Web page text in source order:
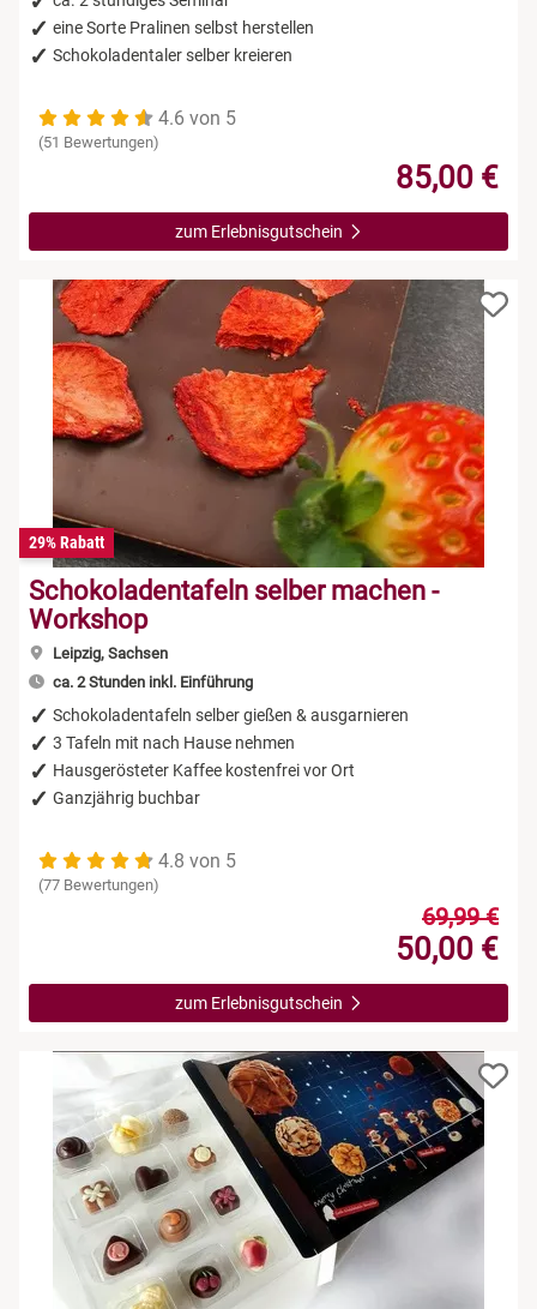
eine Sorte Pralinen selbst herstellen
Schokoladentaler selber kreieren
4.6 von 5
(51 Bewertungen)
85,00 €
zum Erlebnisgutschein
29% Rabatt
Schokoladentafeln selber machen -
Workshop
Leipzig, Sachsen
ca. 2 Stunden inkl. Einführung
Schokoladentafeln selber gießen & ausgarnieren
3 Tafeln mit nach Hause nehmen
Hausgerösteter Kaffee kostenfrei vor Ort
Ganzjährig buchbar
4.8 von 5
(77 Bewertungen)
69,99 €
50,00 €
zum Erlebnisgutschein